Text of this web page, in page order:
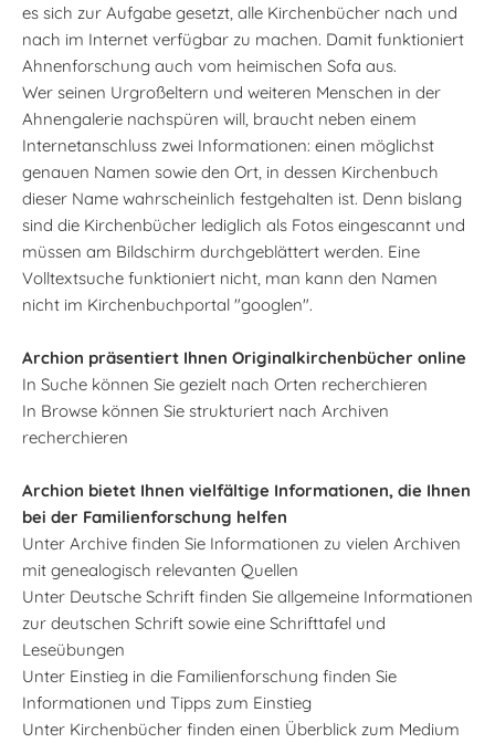
es sich zur Aufgabe gesetzt, alle Kirchenbücher nach und
nach im Internet verfügbar zu machen. Damit funktioniert
Ahnenforschung auch vom heimischen Sofa aus.
Wer seinen Urgroßeltern und weiteren Menschen in der
Ahnengalerie nachspüren will, braucht neben einem
Internetanschluss zwei Informationen: einen möglichst
genauen Namen sowie den Ort, in dessen Kirchenbuch
dieser Name wahrscheinlich festgehalten ist. Denn bislang
sind die Kirchenbücher lediglich als Fotos eingescannt und
müssen am Bildschirm durchgeblättert werden. Eine
Volltextsuche funktioniert nicht, man kann den Namen
nicht im Kirchenbuchportal "googlen".
Archion präsentiert Ihnen Originalkirchenbücher online
In Suche können Sie gezielt nach Orten recherchieren
In Browse können Sie strukturiert nach Archiven
recherchieren
Archion bietet Ihnen vielfältige Informationen, die Ihnen
bei der Familienforschung helfen
Unter Archive finden Sie Informationen zu vielen Archiven
mit genealogisch relevanten Quellen
Unter Deutsche Schrift finden Sie allgemeine Informationen
zur deutschen Schrift sowie eine Schrifttafel und
Leseübungen
Unter Einstieg in die Familienforschung finden Sie
Informationen und Tipps zum Einstieg
Unter Kirchenbücher finden einen Überblick zum Medium